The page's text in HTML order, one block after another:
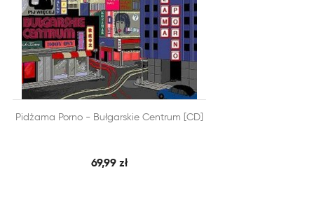
DODAJ DO KOSZYKA SZYBKI PODGLĄD
Pidżama Porno - Bułgarskie Centrum [CD]
69,99 zł